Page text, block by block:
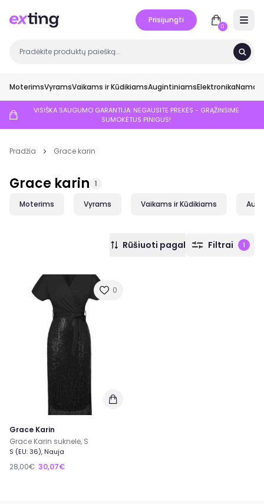
Prisijungti
0
MoterimsVyramsVaikams ir KūdikiamsAugintiniamsElektronikaNamai
VISIŠKA SAUGUMO GARANTIJA: NEGAUSITE PREKĖS - GRĄŽINSIME
SUMOKĖTUS PINIGUS!
Pradžia Grace karin
Grace karin 1
Moterims Vyrams Vaikams ir Kūdikiams
Rūšiuoti pagal Filtrai 1
0
Grace Karin
Grace Karin suknelė, S
S (EU: 36), Nauja
28,00€ 30,07€